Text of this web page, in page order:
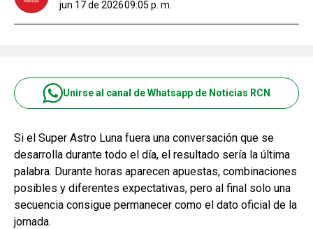
jun 17 de 202609:05 p. m.
Unirse al canal de Whatsapp de Noticias RCN
Si el Super Astro Luna fuera una conversación que se
desarrolla durante todo el día, el resultado sería la última
palabra. Durante horas aparecen apuestas, combinaciones
posibles y diferentes expectativas, pero al final solo una
secuencia consigue permanecer como el dato oficial de la
jornada.